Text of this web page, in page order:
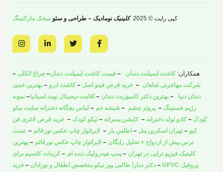
کپی رایت © 2025 کلینیک نومادیک – طراحی و سئو میخک مارکتینگ
F
a
c
o
o
k
-
w
i
e
r
L
i
n
d
-
n
I
n
s
g
r
a
m
همکاران: کاشت ایمپلنت دندان – قیمت کاشت ایمپلنت دندان– چراغ الکلی –
شرکت مهاجرتی شاهان – خرید قرص فیتو اصل –کاشت ابرو – بهترین خمیر
دندان دنیا – بهترین دکتر کامپوزیت دندان – اقامت دیجیتال نومد اسپانیا– نمونه
رژیم فستینگ – پروتز چشم – شیشه خم – لباس بچگانه دخترانه سایت نیکو
کودک –کادو تولد دخترانه –کاپشن پسرانه – نیکو کودک – خرید قرص لاغری فن
کیو –تهران اسکرین پنل – اطلس بار – لابراتوار چاپ عکس نورقائم –تست
ترس پیش از ازدواج + تحلیل رایگان – لابراتوار چاپ عکس نورقائم – بهترین
کلینیک فیزیو تراپی در تهران – پمپ هیدرولیک دنده ای –کربنات کلسیم برای
پروفیل UPVC
– دکتر سارا طالبی پور نیکو متخصص اطفال و نوزادان – خرید